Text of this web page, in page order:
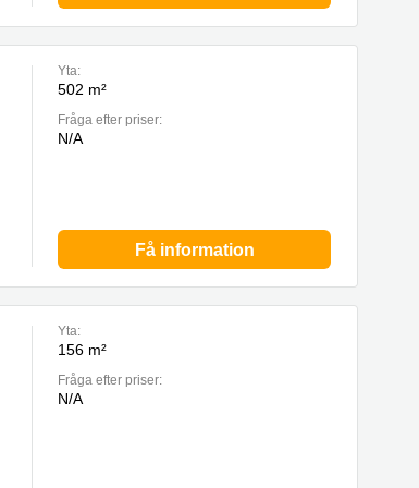
Yta:
502 m²
Fråga efter priser:
N/A
Få information
Yta:
156 m²
Fråga efter priser:
N/A